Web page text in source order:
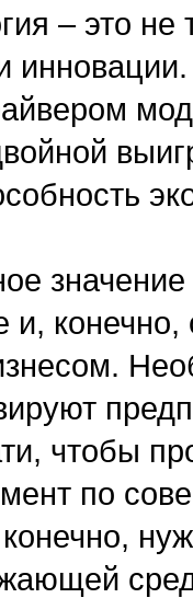
– это не
и, конечно,
чтобы
по